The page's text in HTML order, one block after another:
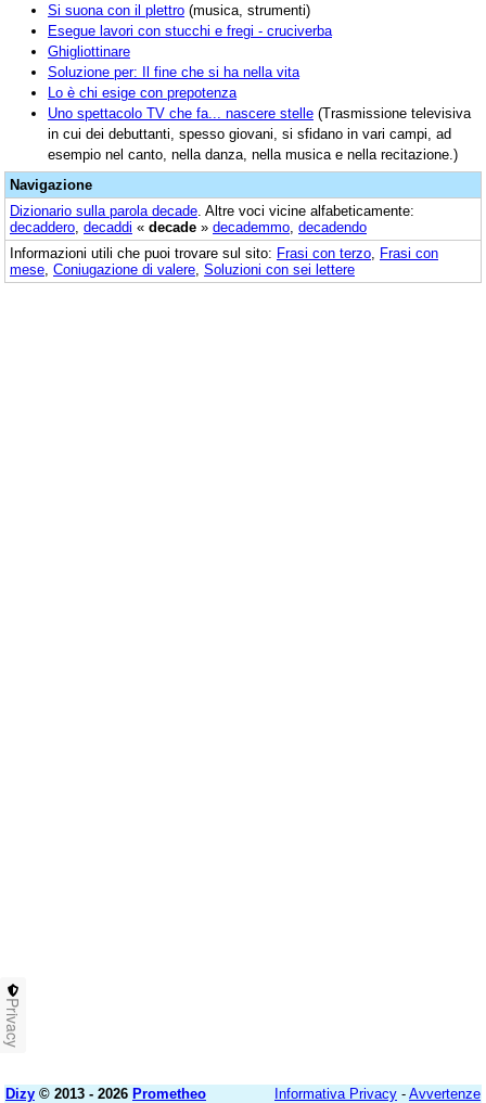
Si suona con il plettro (musica, strumenti)
Esegue lavori con stucchi e fregi - cruciverba
Ghigliottinare
Soluzione per: Il fine che si ha nella vita
Lo è chi esige con prepotenza
Uno spettacolo TV che fa... nascere stelle (Trasmissione televisiva
in cui dei debuttanti, spesso giovani, si sfidano in vari campi, ad
esempio nel canto, nella danza, nella musica e nella recitazione.)
Navigazione
Dizionario sulla parola decade . Altre voci vicine alfabeticamente:
decaddero decaddi « decade » decademmo decadendo
Informazioni utili che puoi trovare sul sito: Frasi con terzo Frasi con
mese Coniugazione di valere Soluzioni con sei lettere
Dizy © 2013 - 2026 Prometheo Informativa Privacy - Avvertenze
Privacy